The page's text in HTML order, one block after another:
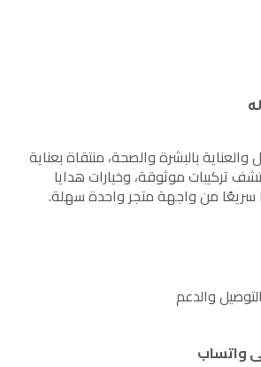
بالبشرة والصحة، منتقاة بعناية
تركيبات موثوقة، وخيارات هدايا
سريعًا من واجهة متجر واحدة سهلة.
والدعم
واتساب